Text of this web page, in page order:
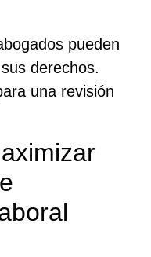
pueden
derechos.
una revisión